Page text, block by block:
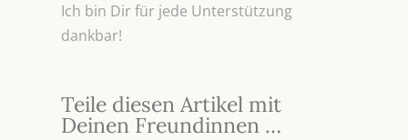
Ich bin Dir für jede Unterstützung
dankbar!
Teile diesen Artikel mit
Deinen Freundinnen …